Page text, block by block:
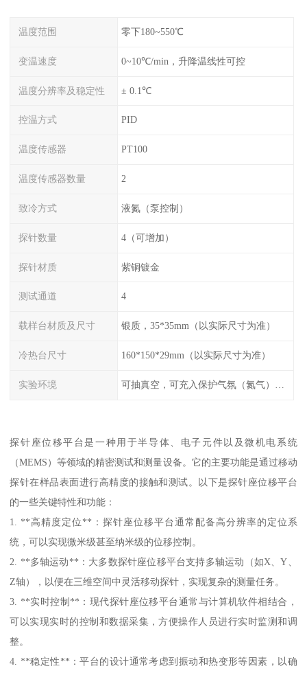
温度范围 零下180~550℃
变温速度 0~10℃/min，升降温线性可控
温度分辨率及稳定性 ± 0.1℃
控温方式 PID
温度传感器 PT100
温度传感器数量 2
致冷方式 液氮（泵控制）
探针数量 4（可增加）
探针材质 紫铜镀金
测试通道 4
载样台材质及尺寸 银质，35*35mm（以实际尺寸为准）
冷热台尺寸 160*150*29mm（以实际尺寸为准）
实验环境
探针座位移平台是一种用于半导体、电子元件以及微机电系统
（MEMS）等领域的精密测试和测量设备。它的主要功能是通过移动
探针在样品表面进行高精度的接触和测试。以下是探针座位移平台
的一些关键特性和功能：
1. **高精度定位**：探针座位移平台通常配备高分辨率的定位系
统，可以实现微米级甚至纳米级的位移控制。
2. **多轴运动**：大多数探针座位移平台支持多轴运动（如X、Y、
Z轴），以便在三维空间中灵活移动探针，实现复杂的测量任务。
3. **实时控制**：现代探针座位移平台通常与计算机软件相结合，
可以实现实时的控制和数据采集，方便操作人员进行实时监测和调
整。
4. **稳定性**：平台的设计通常考虑到振动和热变形等因素，以确